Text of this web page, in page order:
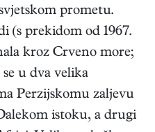
prometu.
(s prekidom od 1967.
kroz Crveno more;
u dva velika
Perzijskomu zaljevu
istoku, a drugi